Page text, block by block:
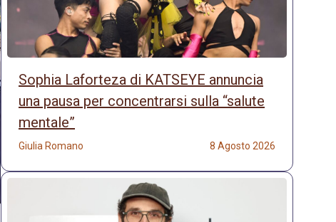
Sophia Laforteza di KATSEYE annuncia
una pausa per concentrarsi sulla “salute
mentale”
Giulia Romano 8 Agosto 2026